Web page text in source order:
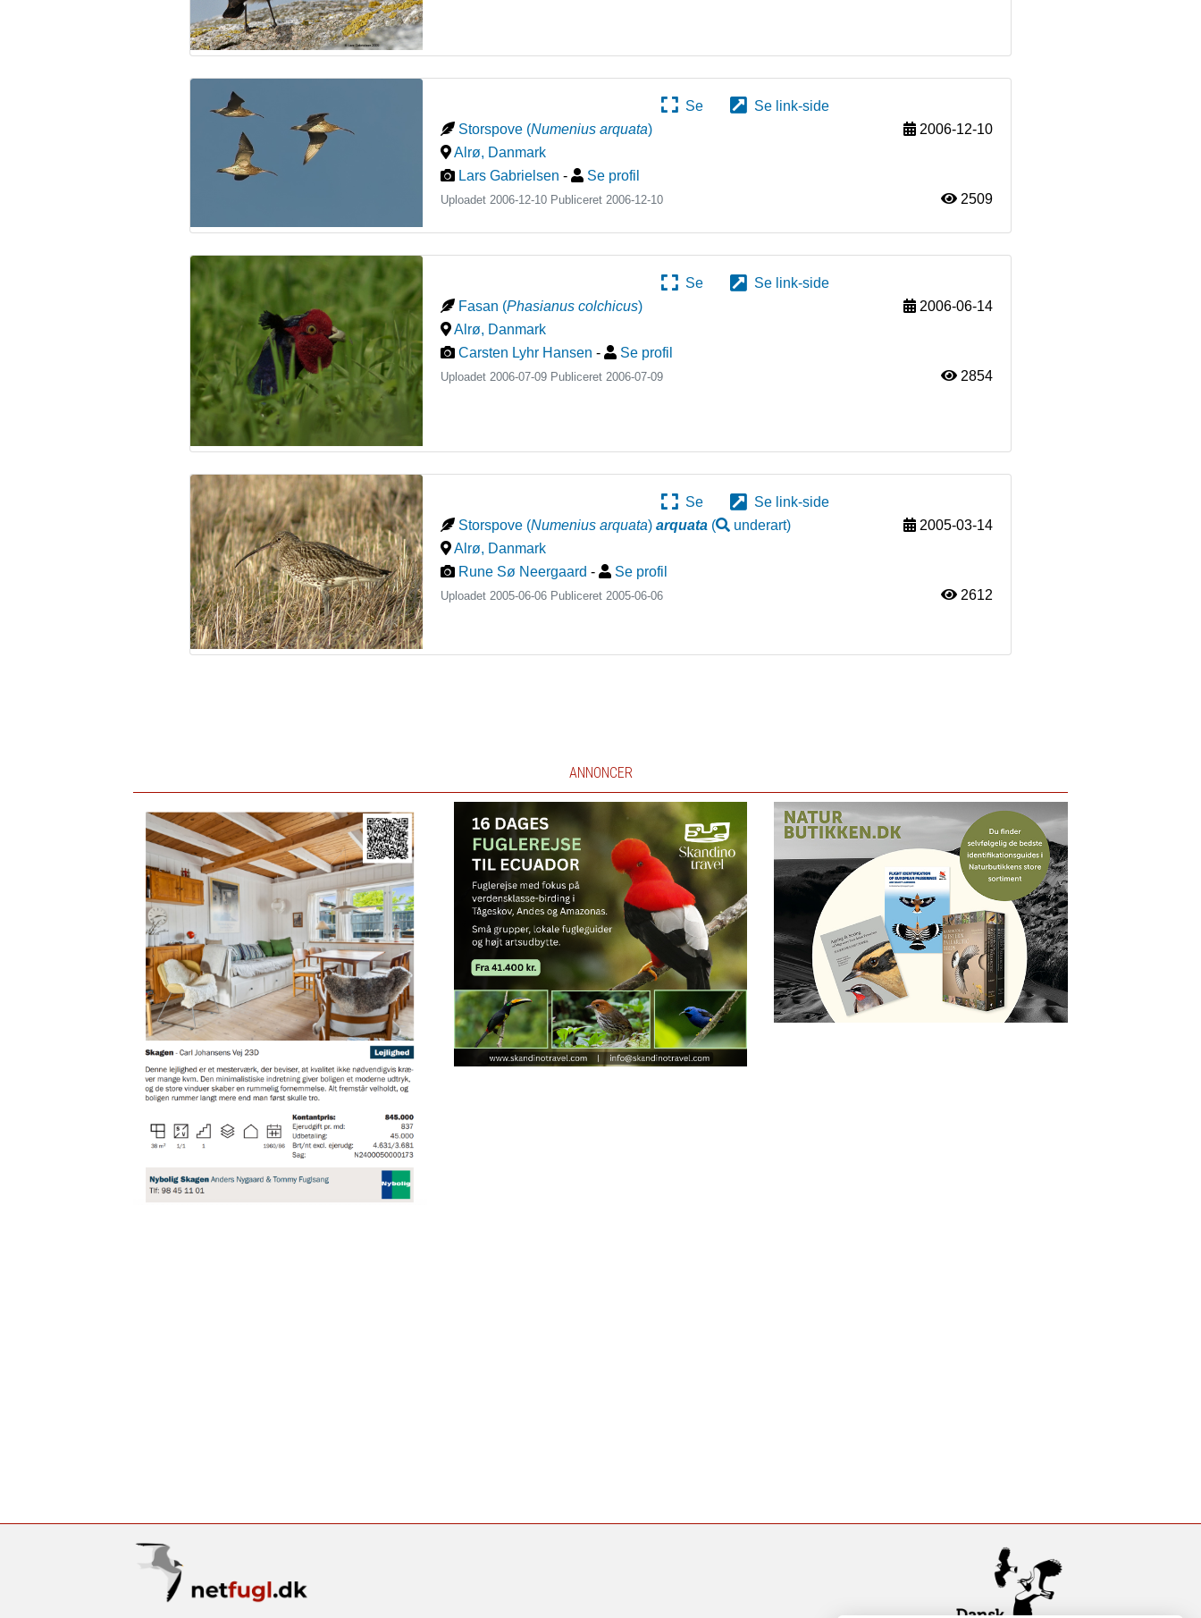
Se
Se link-side
Storspove (Numenius arquata)
2006-12-10
Alrø, Danmark
Lars Gabrielsen - Se profil
Uploadet 2006-12-10 Publiceret 2006-12-10 2509
Se
Se link-side
Fasan (Phasianus colchicus)
2006-06-14
Alrø, Danmark
Carsten Lyhr Hansen - Se profil
Uploadet 2006-07-09 Publiceret2006-07-09 2854
Se
Se link-side
Storspove (Numenius arquata)arquata ( underart)
2005-03-14
Alrø, Danmark
Rune Sø Neergaard - Se profil
Uploadet 2005-06-06 Publiceret2005-06-06 2612
ANNONCER